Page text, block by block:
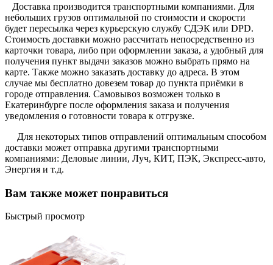
Доставка производится транспортными компаниями. Для
небольших грузов оптимальной по стоимости и скорости
будет пересылка через курьерскую службу СДЭК или DPD.
Стоимость доставки можно рассчитать непосредственно из
карточки товара, либо при оформлении заказа, а удобный для
получения пункт выдачи заказов можно выбрать прямо на
карте. Также можно заказать доставку до адреса. В этом
случае мы бесплатно довезем товар до пункта приёмки в
городе отправления. Самовывоз возможен только в
Екатеринбурге после оформления заказа и получения
уведомления о готовности товара к отгрузке.
Для некоторых типов отправлений оптимальным способом
доставки может отправка другими транспортными
компаниями: Деловые линии, Луч, КИТ, ПЭК, Экспресс-авто,
Энергия и т.д.
Вам также может понравиться
Быстрый просмотр